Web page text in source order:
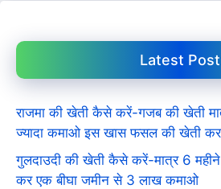
Latest Post
राजमा की खेती कैसे करें-गजब की खेती
ज्यादा कमाओ इस खास फसल की खेती
गुलदाउदी की खेती कैसे करें-मात्र 6
कर एक बीघा जमीन से 3 लाख कमाओ